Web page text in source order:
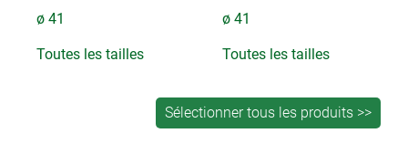
ø 41
Toutes les tailles
ø 41
Toutes les tailles